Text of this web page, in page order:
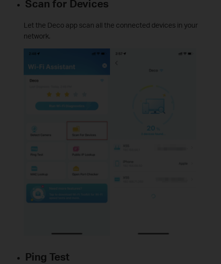
Scan for Devices
Let the Deco app scan all the connected devices in your
network.
Ping Test